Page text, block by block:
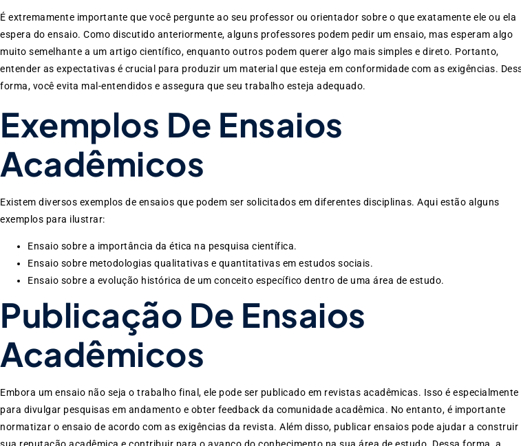
É extremamente importante que você pergunte ao seu professor ou orientador sobre o que exatamente ele ou ela
espera do ensaio. Como discutido anteriormente, alguns professores podem pedir um ensaio, mas esperam algo
muito semelhante a um artigo científico, enquanto outros podem querer algo mais simples e direto. Portanto,
entender as expectativas é crucial para produzir um material que esteja em conformidade com as exigências.
forma, você evita mal-entendidos e assegura que seu trabalho esteja adequado.
Exemplos De Ensaios
Acadêmicos
Existem diversos exemplos de ensaios que podem ser solicitados em diferentes disciplinas. Aqui estão alguns
exemplos para ilustrar:
Ensaio sobre a importância da ética na pesquisa científica.
Ensaio sobre metodologias qualitativas e quantitativas em estudos sociais.
Ensaio sobre a evolução histórica de um conceito específico dentro de uma área de estudo.
Publicação De Ensaios
Acadêmicos
Embora um ensaio não seja o trabalho final, ele pode ser publicado em revistas acadêmicas. Isso é especialmente
para divulgar pesquisas em andamento e obter feedback da comunidade acadêmica. No entanto, é importante
normatizar o ensaio de acordo com as exigências da revista. Além disso, publicar ensaios pode ajudar a construir